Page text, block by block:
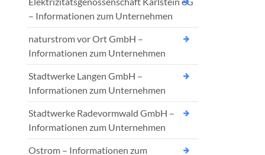
– Informationen zum Unternehmen
naturstrom vor Ort GmbH –
Informationen zum Unternehmen
Stadtwerke Langen GmbH –
Informationen zum Unternehmen
Stadtwerke Radevormwald GmbH –
Informationen zum Unternehmen
Ostrom – Informationen zum